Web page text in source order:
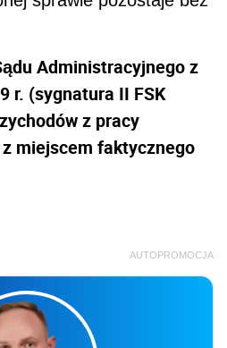
Administracyjnego z
r. (sygnatura II FSK
z pracy
miejscem faktycznego
AUTOPROMOCJA